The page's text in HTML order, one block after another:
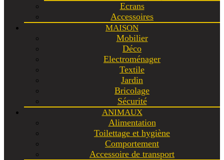
Ecrans
Accessoires
MAISON
Mobilier
Déco
Electroménager
Textile
Jardin
Bricolage
Sécurité
ANIMAUX
Alimentation
Toilettage et hygiène
Comportement
Accessoire de transport